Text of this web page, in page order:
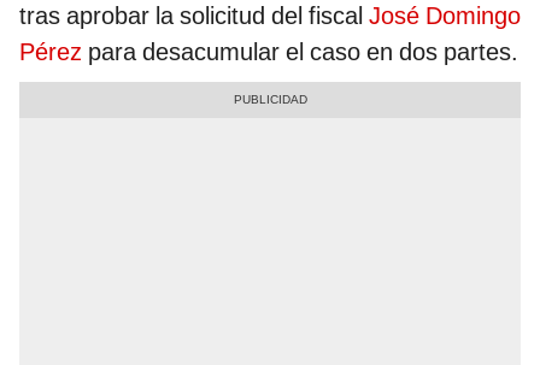
tras aprobar la solicitud del fiscal José Domingo
Pérez para desacumular el caso en dos partes.